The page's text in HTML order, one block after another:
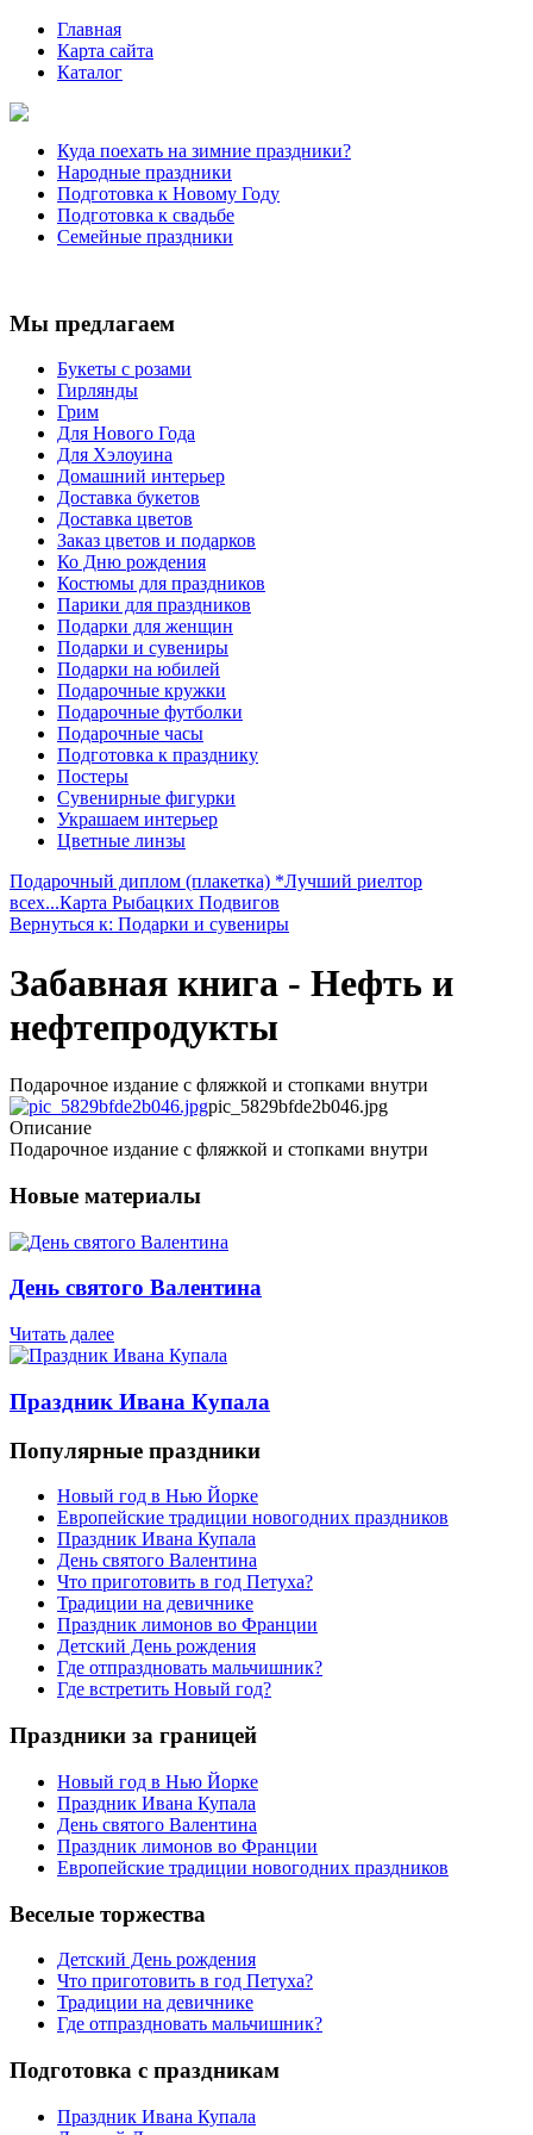
Главная
Карта сайта
Каталог
Куда поехать на зимние праздники?
Народные праздники
Подготовка к Новому Году
Подготовка к свадьбе
Семейные праздники
Мы предлагаем
Букеты с розами
Гирлянды
Грим
Для Нового Года
Для Хэлоуина
Домашний интерьер
Доставка букетов
Доставка цветов
Заказ цветов и подарков
Ко Дню рождения
Костюмы для праздников
Парики для праздников
Подарки для женщин
Подарки и сувениры
Подарки на юбилей
Подарочные кружки
Подарочные футболки
Подарочные часы
Подготовка к празднику
Постеры
Сувенирные фигурки
Украшаем интерьер
Цветные линзы
Подарочный диплом (плакетка) *Лучший риелтор
всех...Карта Рыбацких Подвигов
Вернуться к: Подарки и сувениры
Забавная книга - Нефть и
нефтепродукты
Подарочное издание с фляжкой и стопками внутри
pic_5829bfde2b046.jpg
Описание
Подарочное издание с фляжкой и стопками внутри
Новые материалы
День святого Валентина
Читать далее
Праздник Ивана Купала
Популярные праздники
Новый год в Нью Йорке
Европейские традиции новогодних праздников
Праздник Ивана Купала
День святого Валентина
Что приготовить в год Петуха?
Традиции на девичнике
Праздник лимонов во Франции
Детский День рождения
Где отпраздновать мальчишник?
Где встретить Новый год?
Праздники за границей
Новый год в Нью Йорке
Праздник Ивана Купала
День святого Валентина
Праздник лимонов во Франции
Европейские традиции новогодних праздников
Веселые торжества
Детский День рождения
Что приготовить в год Петуха?
Традиции на девичнике
Где отпраздновать мальчишник?
Подготовка с праздникам
Праздник Ивана Купала